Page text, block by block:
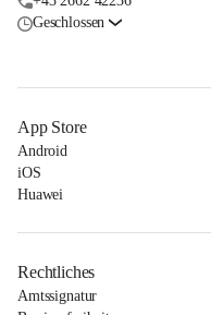
Geschlossen
App Store
Android
iOS
Huawei
Rechtliches
Amtssignatur